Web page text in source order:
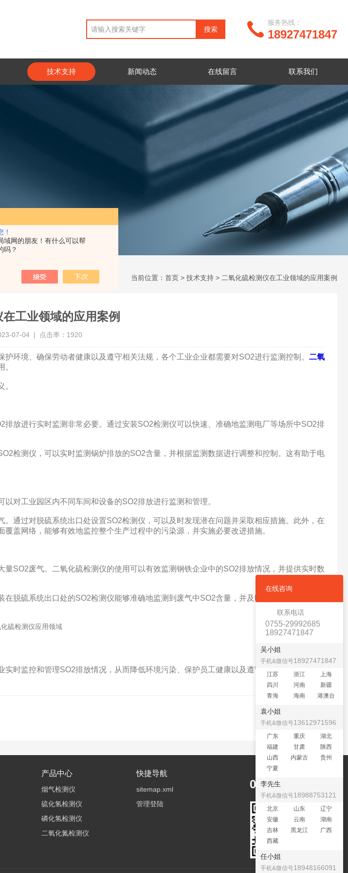
！
域网的朋友！有什么可以帮
吗？
18927471847
服务热线：
技术支持 新闻动态 在线留言 联系我们
当前位置： 首页 > 技术支持 > 二氧化硫检测仪在工业领域的应用案例
工业领域的应用案例
07-04 | 点击率：1920
境、确保劳动者健康以及遵守相关法规，各个工业企业都需要对SO2进行监测控制。 二氧
进行实时监测非常必要。通过安装SO2检测仪可以快速、准确地监测电厂等场所中SO2排
测仪，可以实时监测锅炉排放的SO2含量，并根据监测数据进行调整和控制。这有助于电
工业园区内不同车间和设备的SO2排放进行监测和管理。
过对脱硫系统出口处设置SO2检测仪，可以及时发现潜在问题并采取相应措施。此外，在
盖网络，能够有效地监控整个生产过程中的污染源，并实施必要改进措施。
废气。二氧化硫检测仪的使用可以有效监测钢铁企业中的SO2排放情况，并提供实时数
硫系统出口处的SO2检测仪能够准确地监测到废气中SO2含量，并及时发现问题进行修复
监控和管理SO2排放情况，从而降低环境污染、保护员工健康以及遵守相关法规。随着科
产品中心
烟气检测仪
硫化氢检测仪
磷化氢检测仪
二氧化氮检测仪
快捷导航
sitemap.xml
管理登陆
0755-29992685
在线咨询
联系电话
0755-29992685
18927471847
吴小姐
手机&微信号18927471847
江苏 浙江
上海
四川
河南
新疆
青海
海南 港澳台
袁小姐
手机&微信号13612971596
广东 重庆
湖北
福建
甘肃
陕西
山西
内蒙古
贵州
宁夏
李先生
手机&微信号18988753121
北京 山东
辽宁
安徽
云南
湖南
吉林
黑龙江
广西
西藏
任小姐
手机&微信号18948166091